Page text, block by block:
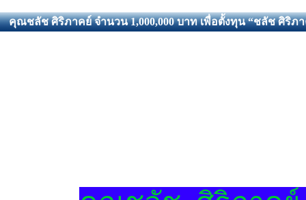
คุณชลัช ศิริภาคย์ จำนวน 1,000,000 บาท เพื่อตั้งทุน “ชลัช ศิริภ